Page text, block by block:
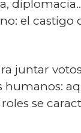
el castigo
juntar
humanos:
se